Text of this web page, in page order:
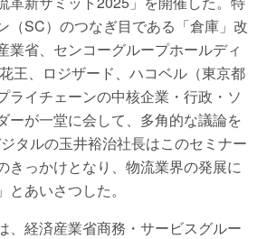
（SC）のつなぎ目である「倉庫」改
業省、センコーグループホールディ
王、ロジザード、ハコベル（東京都
ライチェーンの中核企業・行政・ソ
ーが一堂に会して、多角的な議論を
タルの玉井裕治社長はこのセミナー
きっかけとなり、物流業界の発展に
あいさつした。
、経済産業省商務・サービスグルー